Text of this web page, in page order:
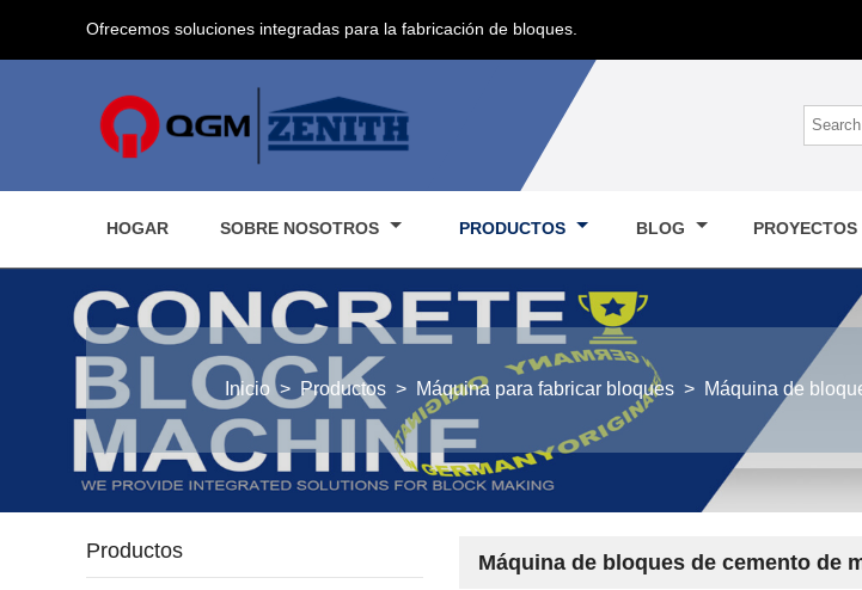
Ofrecemos soluciones integradas para la fabricación de bloques.
HOGAR SOBRE NOSOTROS PRODUCTOS BLOG PROYECTOS
Inicio > Productos > Máquina para fabricar bloques > Máquina de
Máquina de bloques de cemento de
Productos